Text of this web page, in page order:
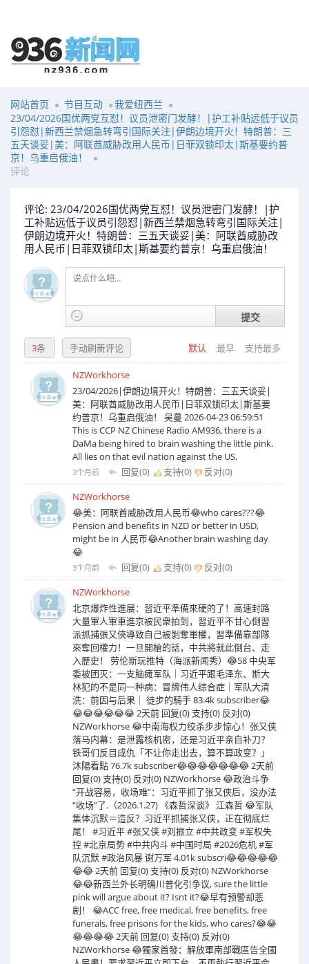
网站首页 节目互动
我爱纽西兰
23/04/2026国优两党互怼！议员泄密门发酵！|护工补贴远低于议员
引怨怼|新西兰禁烟急转弯引国际关注|伊朗边境开火！特朗普：三
五天谈妥|美：阿联酋威胁改用人民币|日菲双锁印太|斯基要约普
京！乌重启俄油！
评论
评论: 23/04/2026国优两党互怼！议员泄密门发酵！|护
工补贴远低于议员引怨怼|新西兰禁烟急转弯引国际关注|
伊朗边境开火！特朗普：三五天谈妥|美：阿联酋威胁改
用人民币|日菲双锁印太|斯基要约普京！乌重启俄油！
提交
默认 最早 支持最多
3条 手动刷新评论
NZWorkhorse
23/04/2026|伊朗边境开火！特朗普：三五天谈妥|
美：阿联酋威胁改用人民币|日菲双锁印太|斯基要
约普京！乌重启俄油！ 吴蔓 2026-04-23 06:59:51
This is CCP NZ Chinese Radio AM936, there is a
DaMa being hired to brain washing the little pink.
All lies on that evil nation against the US.
3个月前 回复(0) 支持(0) 反对(0)
NZWorkhorse
😂美：阿联酋威胁改用人民币😂who cares???😂
Pension and benefits in NZD or better in USD,
might be in 人民币😂Another brain washing day
😂
3个月前 回复(0) 支持(0) 反对(0)
NZWorkhorse
北京爆炸性進展：習近平準備來硬的了！高速封路
大量軍人軍車進京被民衆拍到，習近平不甘心倒習
派抓捕張又俠導致自己被剝奪軍權，習準備靠部隊
來奪回權力！一旦開槍的話，中共將就此倒台、走
入歷史！ 劳伦斯玩推特（海派新闻秀）😂58 中央军
委被团灭：一支脑瘫军队｜习近平跟毛泽东、斯大
林犯的不是同一种病：冒牌伟人综合症｜军队大清
洗：前因与后果｜ 徒步的騎手 83.4k subscriber😂
😂😂😂😂😂😂 2天前 回复(0) 支持(0) 反对(0)
NZWorkhorse 😂中南海权力绞杀步步惊心！张又侠
落马内幕：是泄露核机密，还是习近平亲自补刀？
铁哥们反目成仇「不让你走出去，算不算政变？」
沐陽看點 76.7k subscriber😂😂😂😂😂😂😂 2天前
回复(0) 支持(0) 反对(0) NZWorkhorse 😂政治斗争
“开战容易，收场难”：习近平抓了张又侠后，没办法
“收场”了.（2026.1.27) 《森哲深谈》 江森哲 😂军队
集体沉默＝造反？习近平抓捕张又侠，正在彻底烂
尾！ #习近平 #张又侠 #刘振立 #中共政变 #军权失
控 #北京局势 #中共内斗 #中国时局 #2026危机 #军
队沉默 #政治风暴 谢万军 4.01k subscri😂😂😂😂😂
😂😂 2天前 回复(0) 支持(0) 反对(0) NZWorkhorse
😂😂新西兰外长明确川普化引争议, sure the little
pink will argue about it? Isnt it?😂早有预警却悲
剧！ 😂ACC free, free medical, free benefits, free
funerals, free prisons for the kids, who cares?😂😂
😂😂😂😂 2天前 回复(0) 支持(0) 反对(0)
NZWorkhorse 😂獨家首發：解放軍南部戰區告全國